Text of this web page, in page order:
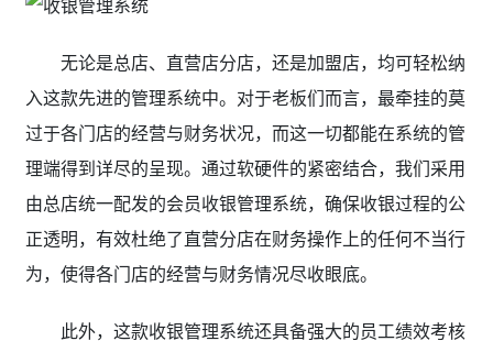
无论是总店、直营店分店，还是加盟店，均可轻松纳
入这款先进的管理系统中。对于老板们而言，最牵挂的莫
过于各门店的经营与财务状况，而这一切都能在系统的管
理端得到详尽的呈现。通过软硬件的紧密结合，我们采用
由总店统一配发的会员收银管理系统，确保收银过程的公
正透明，有效杜绝了直营分店在财务操作上的任何不当行
为，使得各门店的经营与财务情况尽收眼底。
此外，这款收银管理系统还具备强大的员工绩效考核